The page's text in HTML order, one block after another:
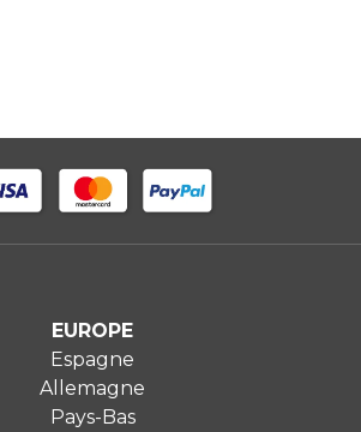
EUROPE
Espagne
Allemagne
Pays-Bas